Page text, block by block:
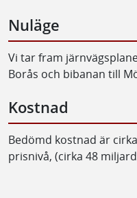
Nuläge
Vi tar fram
Borås och bibanan till
Kostnad
Bedömd kostnad är
prisnivå, (cirka 48